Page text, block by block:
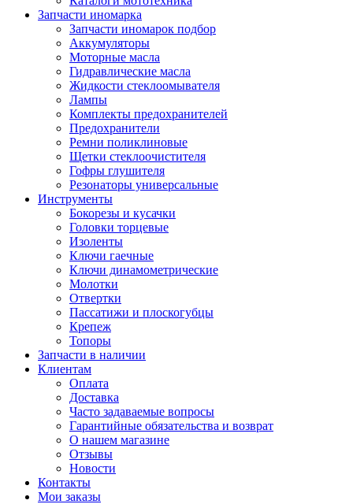
Запчасти иномарка
Запчасти иномарок подбор
Аккумуляторы
Моторные масла
Гидравлические масла
Жидкости стеклоомывателя
Лампы
Комплекты предохранителей
Предохранители
Ремни поликлиновые
Щетки стеклоочистителя
Гофры глушителя
Резонаторы универсальные
Инструменты
Бокорезы и кусачки
Головки торцевые
Изоленты
Ключи гаечные
Ключи динамометрические
Молотки
Отвертки
Пассатижи и плоскогубцы
Крепеж
Топоры
Запчасти в наличии
Клиентам
Оплата
Доставка
Часто задаваемые вопросы
Гарантийные обязательства и возврат
О нашем магазине
Отзывы
Новости
Контакты
Мои заказы